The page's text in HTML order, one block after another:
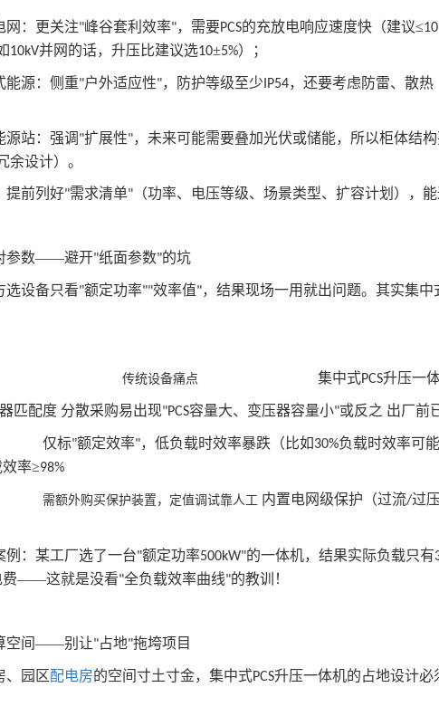
网：更关注"峰谷套利效率"，需要PCS的充放电响应速度快（建议≤
10kV并网的话，升压比建议选10±5%）；
能源：侧重"户外适应性"，防护等级至少IP54，还要考虑防雷、散
源站：强调 "扩展性"，未来可能需要叠加光伏或储能，所以柜体结
余设计）。
提前列好"需求清单" （功率、电压等级、场景类型、扩容计划），
参数——避开"纸面参数"的坑
选设备只看"额定功率""效率值"，结果现场一用就出问题。其实集中
传统设备痛点 集中式PCS升压一
匹配度 分散采购易出现"PCS容量大、变压器容量小"或反之 出厂前
仅标"额定效率"，低负载时效率暴跌（比如30%负载时效率可
率≥98%
需额外购买保护装置，定值调试靠人工 内置电网级保护（过流/过压
例：某工厂选了一台"额定功率500kW"的一体机，结果实际负载只有
费——这就是没看"全负载效率曲线"的教训！
空间——别让"占地"拖垮项目
、园区 配电房的空间寸土寸金，集中式PCS升压一体机的占地设计必